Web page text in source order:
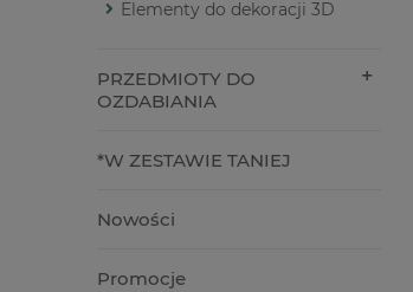
Elementy do dekoracji 3D
PRZEDMIOTY DO
OZDABIANIA
*W ZESTAWIE TANIEJ
Nowości
Promocje